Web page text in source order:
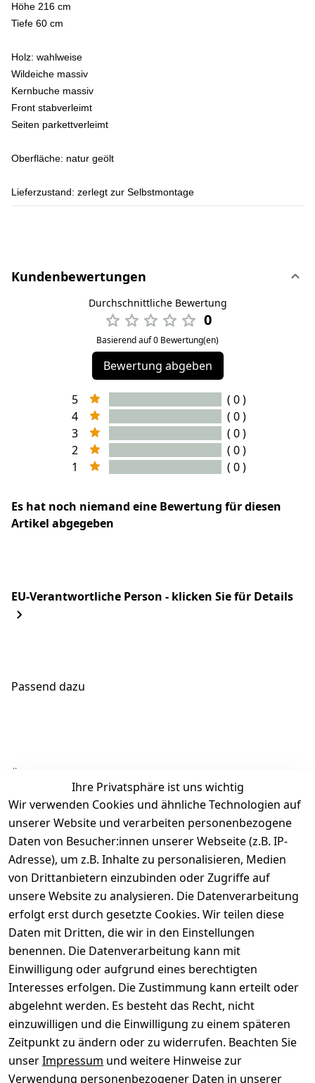
Höhe 216 cm
Tiefe 60 cm
Holz: wahlweise
Wildeiche massiv
Kernbuche massiv
Front stabverleimt
Seiten parkettverleimt
Oberfläche: natur geölt
Lieferzustand: zerlegt zur Selbstmontage
Kundenbewertungen
Durchschnittliche Bewertung
0
Basierend auf 0 Bewertung(en)
Bewertung abgeben
5
( 0 )
4
( 0 )
3
( 0 )
2
( 0 )
1
( 0 )
Es hat noch niemand eine Bewertung für diesen
Artikel abgegeben
EU-Verantwortliche Person - klicken Sie für Details
Passend dazu
Ähnliche Produkte
Ihre Privatsphäre ist uns wichtig
Wir verwenden Cookies und ähnliche Technologien auf
unserer Website und verarbeiten personenbezogene
Daten von Besucher:innen unserer Webseite (z.B. IP-
Adresse), um z.B. Inhalte zu personalisieren, Medien
von Drittanbietern einzubinden oder Zugriffe auf
unsere Website zu analysieren. Die Datenverarbeitung
erfolgt erst durch gesetzte Cookies. Wir teilen diese
Daten mit Dritten, die wir in den Einstellungen
benennen. Die Datenverarbeitung kann mit
Einwilligung oder aufgrund eines berechtigten
Interesses erfolgen. Die Zustimmung kann erteilt oder
abgelehnt werden. Es besteht das Recht, nicht
einzuwilligen und die Einwilligung zu einem späteren
Zeitpunkt zu ändern oder zu widerrufen. Beachten Sie
unserImpressum und weitere Hinweise zur
Verwendung personenbezogener Daten in unserer
Rechtliches
AGB
Impressum
Datenschutze
rklärung
Barrierefreihe
itserklärung
Widerrufsrec
ht
Über uns
Kontakt
Registrieren
Kataloge zum
Download
Pflege &
Kundendienst
Kiefermöbel
Hilfe
Wir
versenden
mit
Zahle
bequem per